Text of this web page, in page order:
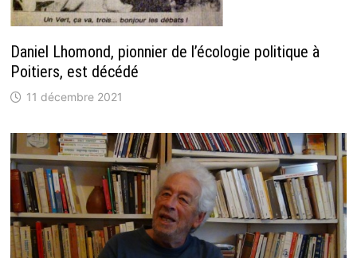
Daniel Lhomond, pionnier de l’écologie politique à
Poitiers, est décédé
11 décembre 2021